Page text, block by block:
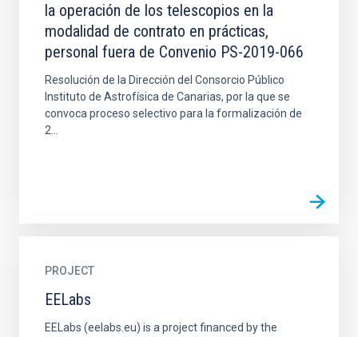
la operación de los telescopios en la
modalidad de contrato en prácticas,
personal fuera de Convenio PS-2019-066
Resolución de la Dirección del Consorcio Público
Instituto de Astrofísica de Canarias, por la que se
convoca proceso selectivo para la formalización de
2...
PROJECT
EELabs
EELabs (eelabs.eu) is a project financed by the